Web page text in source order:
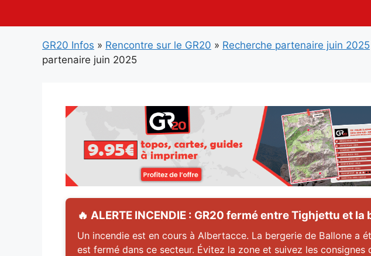
GR20 Infos » Rencontre sur le GR20 » Recherche partenaire juin 2025
partenaire juin 2025
🔥 ALERTE INCENDIE : GR20 fermé entre Tighjettu et
Un incendie est en cours à Albertacce. La bergerie de Ballone a
est fermé dans ce secteur. Évitez la zone et suivez les consignes